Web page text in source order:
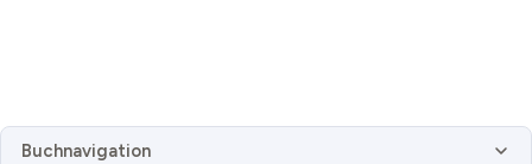
Buchnavigation